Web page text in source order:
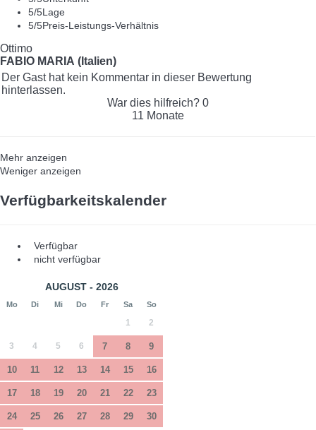
5/5Lage
5/5Preis-Leistungs-Verhältnis
Ottimo
FABIO MARIA (Italien)
Der Gast hat kein Kommentar in dieser Bewertung
hinterlassen.
War dies hilfreich? 0
11 Monate
Mehr anzeigen
Weniger anzeigen
Verfügbarkeitskalender
Verfügbar
nicht verfügbar
AUGUST - 2026
Mo Di Mi Do Fr Sa So
1 2
3 4 5 6 7 8 9
10 11 12 13 14 15 16
17 18 19 20 21 22 23
24 25 26 27 28 29 30